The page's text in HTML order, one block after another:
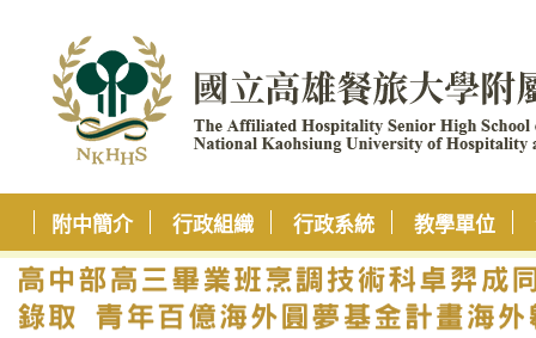
附中簡介 行政組織 行政系統 教學單位